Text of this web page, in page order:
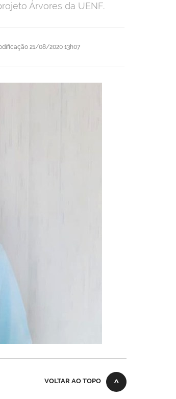
21/08/2020 13h07
Árvores da UENF.
VOLTAR AO TOPO